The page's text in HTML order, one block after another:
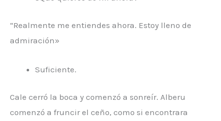
“Realmente me entiendes ahora. Estoy lleno de
admiración»
Suficiente.
Cale cerró la boca y comenzó a sonreír. Alberu
comenzó a fruncir el ceño, como si encontrara